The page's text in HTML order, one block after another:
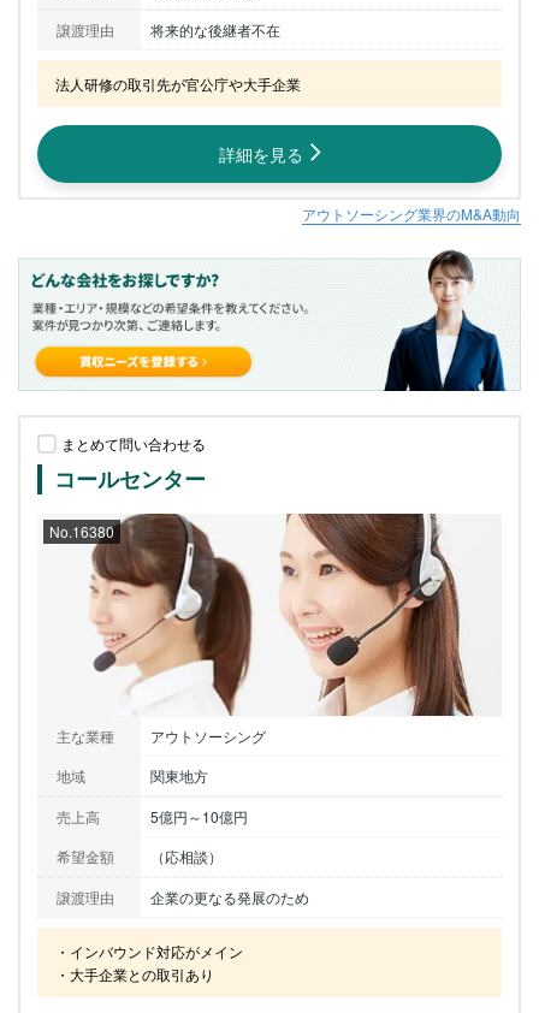
譲渡理由
将来的な後継者不在
法人研修の取引先が官公庁や大手企業
詳細を見る
アウトソーシング業界のM&A動向
まとめて問い合わせる
コールセンター
No.16380
主な業種
アウトソーシング
地域
関東地方
売上高
5億円～10億円
希望金額
（応相談）
譲渡理由
企業の更なる発展のため
・インバウンド対応がメイン
・大手企業との取引あり